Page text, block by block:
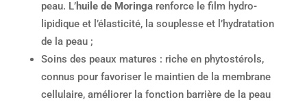
peau. L’huile de Moringarenforce le film hydro-
lipidique et l’élasticité, la souplesse et l’hydratation
de la peau ;
Soins des peaux matures : riche en phytostérols,
connus pour favoriser le maintien de la membrane
cellulaire, améliorer la fonction barrière de la peau